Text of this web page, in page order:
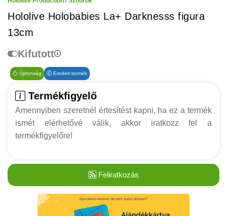
Hololive Holobabies La+ Darknesss figura
13cm
Kifutott
Újdonság Eredeti termék
Termékfigyelő
Amennyiben szeretnél értesítést kapni, ha ez a termék
ismét elérhetővé válik, akkor iratkozz fel a
termékfigyelőre!
Feliratkozás